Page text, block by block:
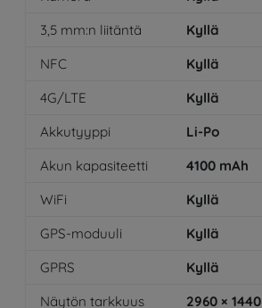
3,5 mm:n liitäntä
Kyllä
NFC
Kyllä
4G/LTE
Kyllä
Akkutyyppi
Li-Po
Akun kapasiteetti
4100 mAh
WiFi
Kyllä
GPS-moduuli
Kyllä
GPRS
Kyllä
Näytön tarkkuus
2960 × 1440